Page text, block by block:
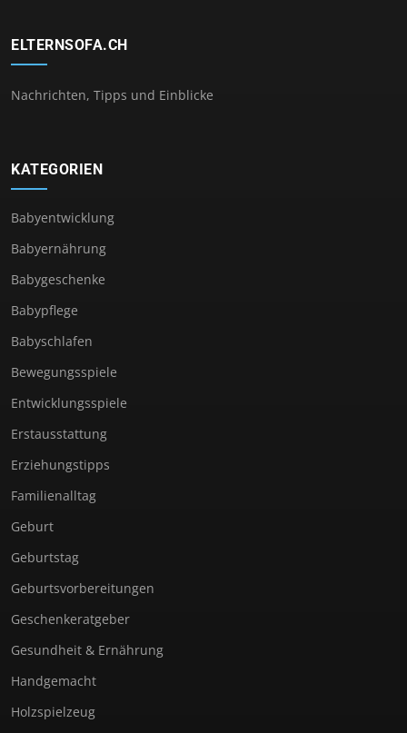
ELTERNSOFA.CH
Nachrichten, Tipps und Einblicke
KATEGORIEN
Babyentwicklung
Babyernährung
Babygeschenke
Babypflege
Babyschlafen
Bewegungsspiele
Entwicklungsspiele
Erstausstattung
Erziehungstipps
Familienalltag
Geburt
Geburtstag
Geburtsvorbereitungen
Geschenkeratgeber
Gesundheit & Ernährung
Handgemacht
Holzspielzeug